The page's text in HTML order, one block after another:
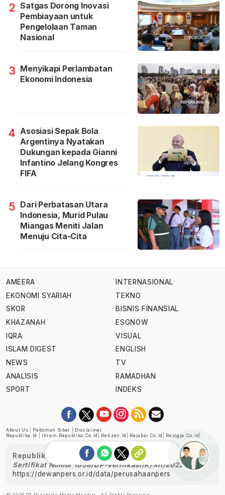
2 Satgas Dorong Inovasi
Pembiayaan untuk
Pengelolaan Taman
Nasional
3 Menyikapi Perlambatan
Ekonomi Indonesia
4 Asosiasi Sepak Bola
Argentinya Nyatakan
Dukungan kepada Gianni
Infantino Jelang Kongres
FIFA
5 Dari Perbatasan Utara
Indonesia, Murid Pulau
Miangas Meniti Jalan
Menuju Cita-Cita
AMEERA
EKONOMI SYARIAH
SKOR
KHAZANAH
IQRA
ISLAM DIGEST
NEWS
ANALISIS
SPORT
INTERNASIONAL
TEKNO
BISNIS FINANSIAL
ESGNOW
VISUAL
ENGLISH
TV
RAMADHAN
INDEKS
About Us Pedoman Siber
Disclaimer
Republika.id
Ihram.republika.co.id Retizen.id Rejabar.co.id Rejogja.co.id
Republika telah diverifikasi oleh Dewan Pers
Sertifikat Nomor 1058/DP-Verifikasi/K/XII/2022
https://dewanpers.or.id/data/perusahaanpers